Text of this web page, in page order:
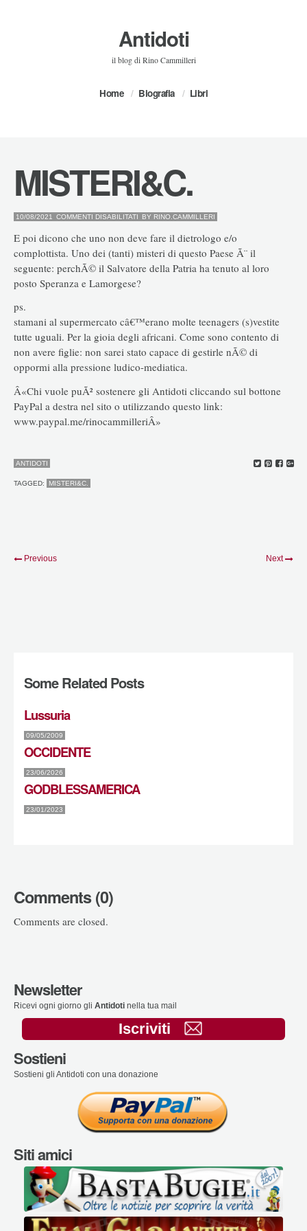
Antidoti
il blog di Rino Cammilleri
Home Biografia Libri
MISTERI&C.
10/08/2021 COMMENTI DISABILITATI SU
BY RINO.CAMMILLERI
E poi dicono che uno non deve fare il dietrologo e/o
complottista. Uno dei (tanti) misteri di questo Paese Ã¨ il
seguente: perchÃ© il Salvatore della Patria ha tenuto al loro
posto Speranza e Lamorgese?
ps.
stamani al supermercato câ€™erano molte teenagers (s)vestite
tutte uguali. Per la gioia degli africani. Come sono contento di
non avere figlie: non sarei stato capace di gestirle nÃ© di
oppormi alla pressione ludico-mediatica.
Â«Chi vuole puÃ² sostenere gli Antidoti cliccando sul bottone
PayPal a destra nel sito o utilizzando questo link:
www.paypal.me/rinocammilleriÂ»
ANTIDOTI
TAGGED: MISTERI&C.
Previous Next
Some Related Posts
Lussuria
09/05/2009
OCCIDENTE
23/06/2026
GODBLESSAMERICA
23/01/2023
Comments (0)
Comments are closed.
Newsletter
Ricevi ogni giorno gli Antidoti nella tua mail
Iscriviti
Sostieni
Sostieni gli Antidoti con una donazione
Siti amici